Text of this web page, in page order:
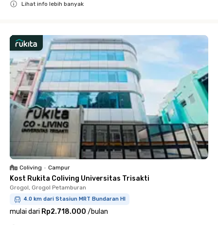
Lihat info lebih banyak
Coliving • Campur
Kost Rukita Coliving Universitas Trisakti
Grogol, Grogol Petamburan
4.0 km dari Stasiun MRT Bundaran HI
mulai dari Rp2.718.000 /bulan